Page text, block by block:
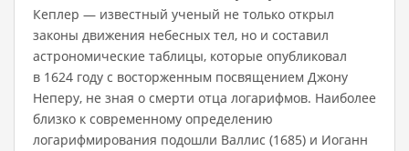
Кеплер — известный ученый не только открыл
законы движения небесных тел, но и составил
астрономические таблицы, которые опубликовал
в 1624 году с восторженным посвящением Джону
Неперу, не зная о смерти отца логарифмов. Наиболее
близко к современному определению
логарифмирования подошли Валлис (1685) и Иоганн